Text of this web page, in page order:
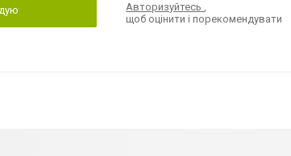
Авторизуйтесь,
щоб оцінити і порекомендувати